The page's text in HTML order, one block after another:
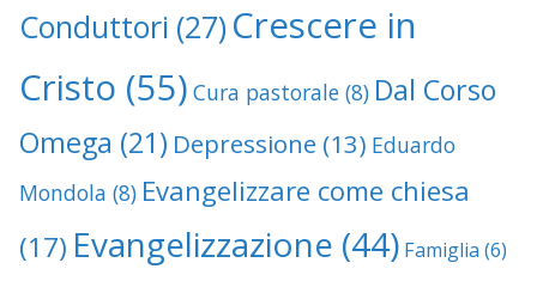
Conduttori (27) Crescere in
Cristo (55) Cura pastorale (8) Dal Corso
Omega (21) Depressione (13) Eduardo
Mondola (8) Evangelizzare come chiesa
(17) Evangelizzazione (44) Famiglia (6)